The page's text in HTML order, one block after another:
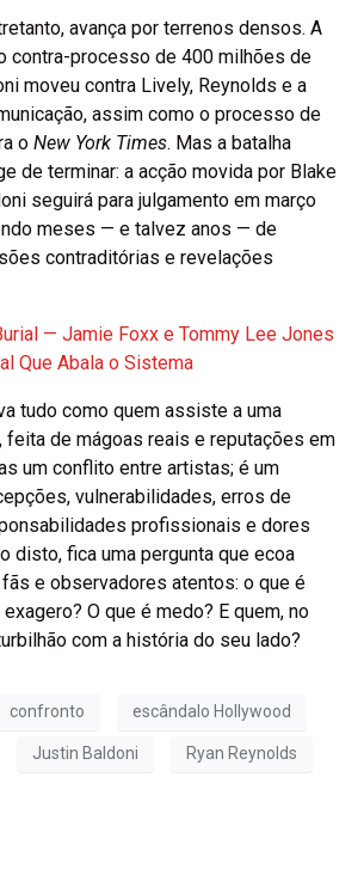
avança por terrenos densos. A
contra-processo de 400 milhões de
moveu contra Lively, Reynolds e a
assim como o processo de
o New York Times. Mas a batalha
de terminar: a acção movida por Blake
seguirá para julgamento em março
meses — e talvez anos — de
contraditórias e revelações
— Jamie Foxx e Tommy Lee Jones
Que Abala o Sistema
tudo como quem assiste a uma
feita de mágoas reais e reputações em
um conflito entre artistas; é um
vulnerabilidades, erros de
profissionais e dores
disto, fica uma pergunta que ecoa
e observadores atentos: o que é
O que é medo? E quem, no
com a história do seu lado?
confronto escândalo Hollywood
Justin Baldoni Ryan Reynolds